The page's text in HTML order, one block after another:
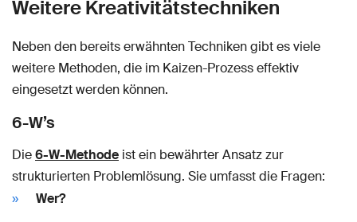
Weitere Kreativitätstechniken
Neben den bereits erwähnten Techniken gibt es viele
weitere Methoden, die im Kaizen-Prozess effektiv
eingesetzt werden können.
6-W’s
Die6-W-Methode ist ein bewährter Ansatz zur
strukturierten Problemlösung. Sie umfasst die Fragen:
Wer?